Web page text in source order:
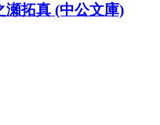
瀬拓真 (中公文庫)